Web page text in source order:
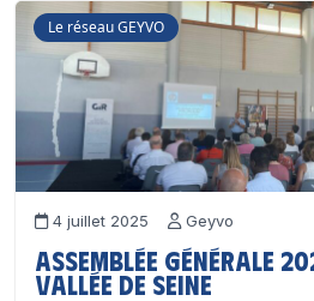
Le réseau GEYVO
4 juillet 2025 Geyvo
Assemblée Générale
Vallée de Seine